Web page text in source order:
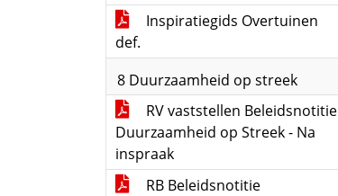
Inspiratiegids Overtuinen
def.
8 Duurzaamheid op streek
RV vaststellen Beleidsnotitie
Duurzaamheid op Streek - Na
inspraak
RB Beleidsnotitie